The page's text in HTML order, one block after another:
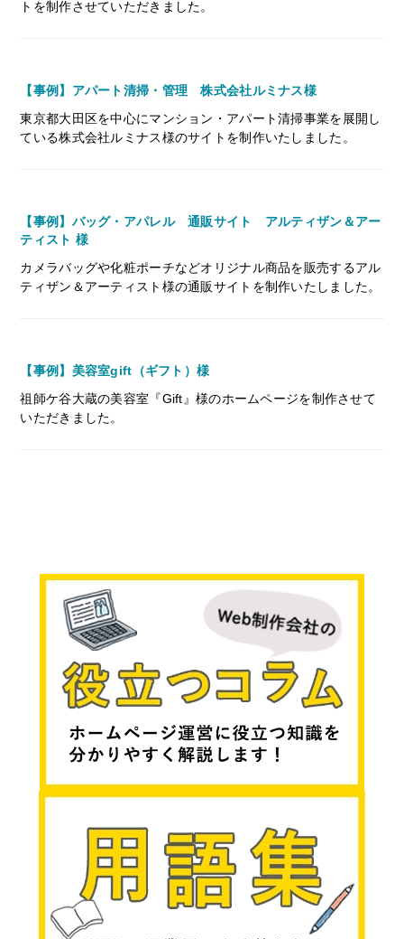
トを制作させていただきました。
【事例】アパート清掃・管理 株式会社ルミナス様
東京都大田区を中心にマンション・アパート清掃事業を展開し
ている株式会社ルミナス様のサイトを制作いたしました。
【事例】バッグ・アパレル 通販サイト アルティザン＆アー
ティスト 様
カメラバッグや化粧ポーチなどオリジナル商品を販売するアル
ティザン＆アーティスト様の通販サイトを制作いたしました。
【事例】美容室gift（ギフト）様
祖師ケ谷大蔵の美容室『Gift』様のホームページを制作させて
いただきました。